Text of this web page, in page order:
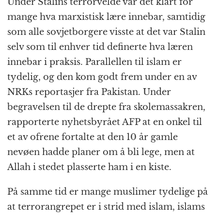
mange hva marxistisk lære innebar, samtidig
som alle sovjetborgere visste at det var Stalin
selv som til enhver tid definerte hva læren
innebar i praksis. Parallellen til islam er
tydelig, og den kom godt frem under en av
NRKs reportasjer fra Pakistan. Under
begravelsen til de drepte fra skolemassakren,
rapporterte nyhetsbyrået AFP at en onkel til
et av ofrene fortalte at den 10 år gamle
nevøen hadde planer om å bli lege, men at
Allah i stedet plasserte ham i en kiste.
På samme tid er mange muslimer tydelige på
at terrorangrepet er i strid med islam, islams